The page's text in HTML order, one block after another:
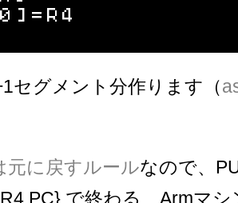
セグメント分作ります（
元に戻すルールなので、
で終わる、Armマ